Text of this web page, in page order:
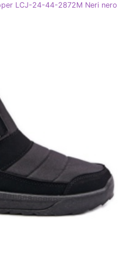
LCJ-24-44-2872M Neri nero